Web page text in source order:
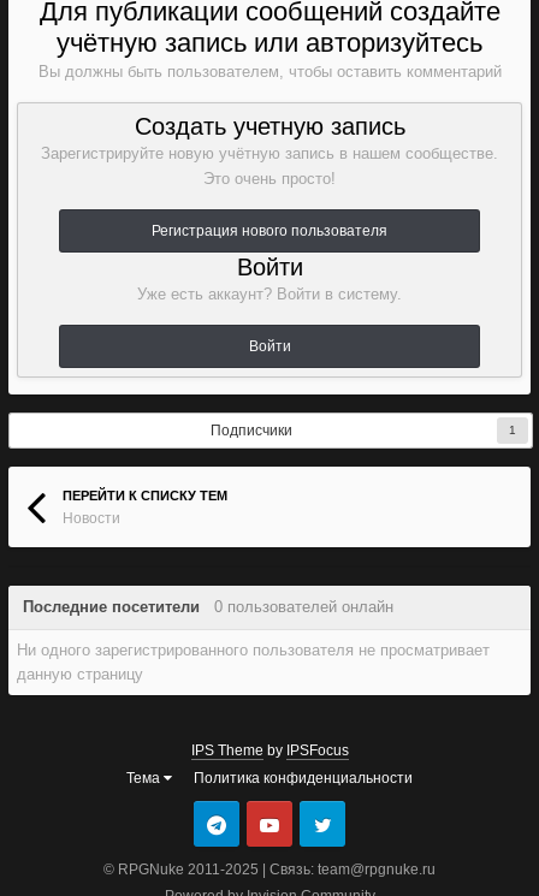
Для публикации сообщений создайте
учётную запись или авторизуйтесь
Вы должны быть пользователем, чтобы оставить комментарий
Создать учетную запись
Зарегистрируйте новую учётную запись в нашем сообществе.
Это очень просто!
Регистрация нового пользователя
Войти
Уже есть аккаунт? Войти в систему.
Войти
Подписчики 1
ПЕРЕЙТИ К СПИСКУ ТЕМ
Новости
Последние посетители 0 пользователей онлайн
Ни одного зарегистрированного пользователя не просматривает
данную страницу
IPS Theme by IPSFocus
Тема
Политика конфиденциальности
© RPGNuke 2011-2025 | Связь: team@rpgnuke.ru